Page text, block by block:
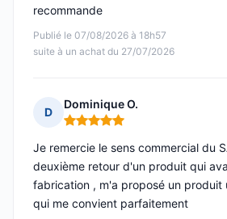
Publié le 07/08/2026 à 18h57
suite à un achat du 27/07/2026
recommande
D
Dominique O.
Note : 5 sur 5
Je remercie le sens commercial du
deuxième retour d'un produit qui
fabrication , m'a proposé un produit
qui me convient parfaitement